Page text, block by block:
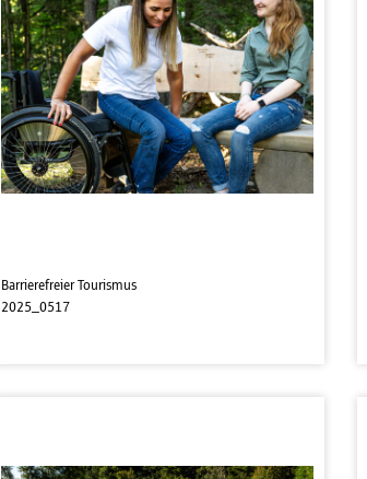
Barrierefreier Tourismus
2025_0517